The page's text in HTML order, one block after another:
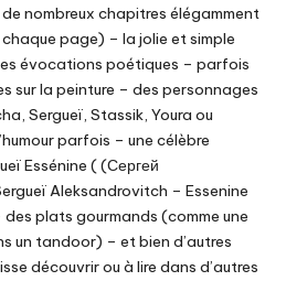
nombreux chapitres élégamment
page) – la jolie et simple
évocations poétiques – parfois
sur la peinture – des personnages
Sergueï, Stassik, Youra ou
parfois – une célèbre
Essénine ( (Сергей
Aleksandrovitch – Essenine
plats gourmands (comme une
un tandoor) – et bien d’autres
découvrir ou à lire dans d’autres